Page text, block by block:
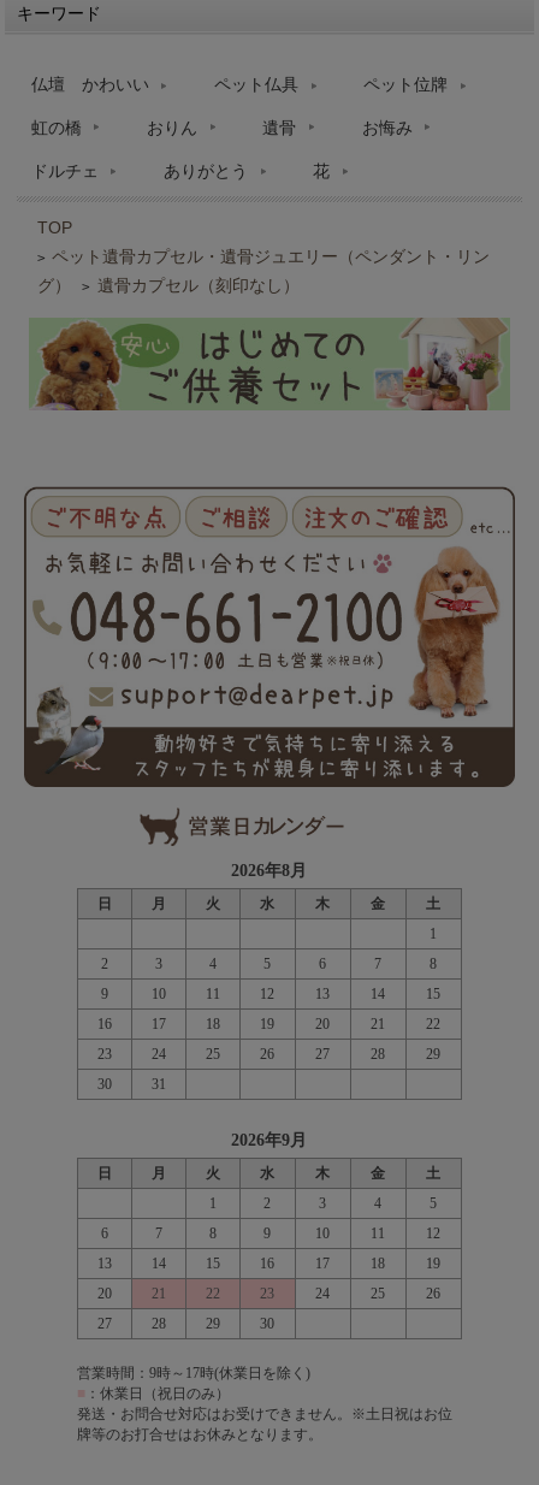
キーワード
仏壇 かわいい ペット仏具 ペット位牌
虹の橋 おりん 遺骨 お悔み
ドルチェ ありがとう 花
TOP
> ペット遺骨カプセル・遺骨ジュエリー（ペンダント・リン
グ）
> 遺骨カプセル（刻印なし）